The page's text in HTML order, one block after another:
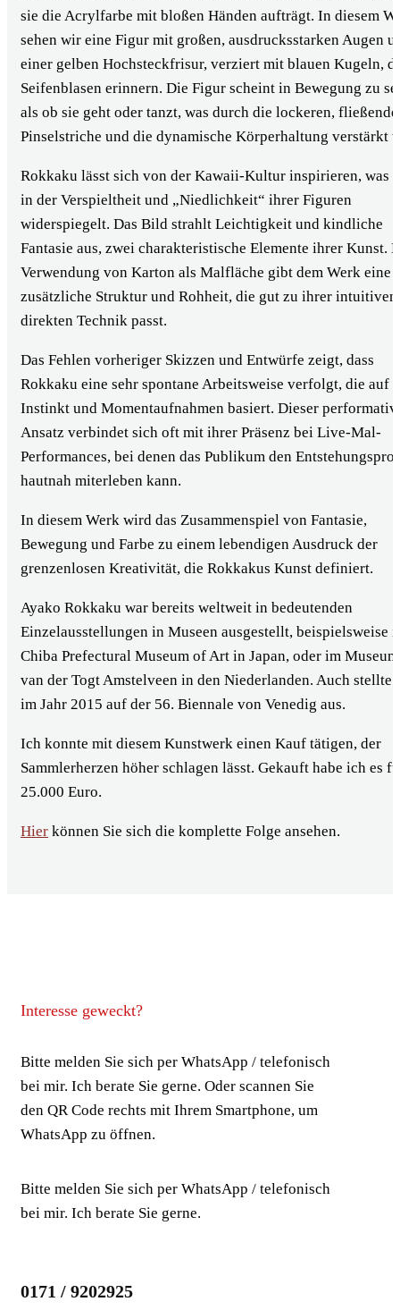
Spielzeug
BARES FÜR RARES
ÜBER UNS
Auktionshaus Wiesbaden
Haushaltsauflösung Wiesbaden
Münzlexikon
wissens.WERT
KONTAKT
0611 / 238 388 23
0611 / 238 388 23
sie die Acrylfarbe mit bloßen Händen aufträgt. In diesem
sehen wir eine Figur mit großen, ausdrucksstarken Augen
einer gelben Hochsteckfrisur, verziert mit blauen Kugeln,
Seifenblasen erinnern. Die Figur scheint in Bewegung zu
als ob sie geht oder tanzt, was durch die lockeren,
Pinselstriche und die dynamische Körperhaltung verstärkt
Rokkaku lässt sich von der Kawaii-Kultur inspirieren, was
in der Verspieltheit und „Niedlichkeit“ ihrer Figuren
widerspiegelt. Das Bild strahlt Leichtigkeit und kindliche
Fantasie aus, zwei charakteristische Elemente ihrer Kunst.
Verwendung von Karton als Malfläche gibt dem Werk eine
zusätzliche Struktur und Rohheit, die gut zu ihrer intuitiven
direkten Technik passt.
Das Fehlen vorheriger Skizzen und Entwürfe zeigt, dass
Rokkaku eine sehr spontane Arbeitsweise verfolgt, die auf
Instinkt und Momentaufnahmen basiert. Dieser
Ansatz verbindet sich oft mit ihrer Präsenz bei Live-Mal-
Performances, bei denen das Publikum den
hautnah miterleben kann.
In diesem Werk wird das Zusammenspiel von Fantasie,
Bewegung und Farbe zu einem lebendigen Ausdruck der
grenzenlosen Kreativität, die Rokkakus Kunst definiert.
Ayako Rokkaku war bereits weltweit in bedeutenden
Einzelausstellungen in Museen ausgestellt, beispielsweise
Chiba Prefectural Museum of Art in Japan, oder im
van der Togt Amstelveen in den Niederlanden. Auch stellte
im Jahr 2015 auf der 56. Biennale von Venedig aus.
Ich konnte mit diesem Kunstwerk einen Kauf tätigen, der
Sammlerherzen höher schlagen lässt. Gekauft habe ich es
25.000 Euro.
Hier können Sie sich die komplette Folge ansehen.
Interesse geweckt?
Bitte melden Sie sich per WhatsApp / telefonisch
bei mir. Ich berate Sie gerne. Oder scannen Sie
den QR Code rechts mit Ihrem Smartphone, um
WhatsApp zu öffnen.
Bitte melden Sie sich per WhatsApp / telefonisch
bei mir. Ich berate Sie gerne.
0171 / 9202925